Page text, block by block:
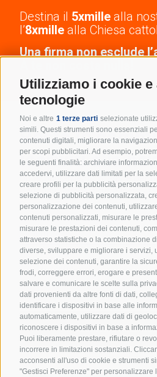
Utilizziamo i cookie e
tecnologie
Noi e altre 1 terze parti selezionate
simili. Questi strumenti sono essenziali
contenuti digitali, migliorare la
per scopi pubblicitari. Ad esempio,
le seguenti finalità: archiviare
accedervi, utilizzare dati limitati per la
creare profili per la pubblicità
selezione di pubblicità personalizzata,
personalizzazione dei contenuti,
contenuti personalizzati, misurare le
misurare le prestazioni dei contenuti,
attraverso statistiche o la combinazione
diverse, sviluppare e migliorare i servizi,
selezione dei contenuti, garantire la
frodi, correggere errori, erogare e
salvare e comunicare le scelte sulla
dati provenienti da altre fonti di dati,
identificare i dispositivi in base alle
automaticamente, utilizzare dati di
riconoscere i dispositivi in base a
Puoi liberamente prestare, rifiutare o
incorrere in limitazioni sostanziali.
acconsenti all'uso di cookie e strumenti
"Gestisci Preferenze" per personalizzare
Destina il 5xmille alla
l’8xmille alla Chiesa
Una firma non esclude
Resta in
iscriviti alla
Un appuntamento mensile per
educativi, eventi e tutte le
Scout d’Europa.
Accetto i termini e condizioni
ISCRIVIMI ALLA